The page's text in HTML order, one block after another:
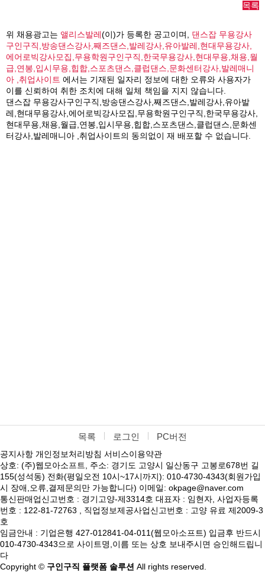
목록
위 채용광고는 앨리스발레(이)가 등록한 공고이며, 댄스잡 무용강사
구인구직,방송댄스강사,째즈댄스,발레강사,유아발레,현대무용강사,
에어로빅강사모집,무용학원구인구직,한국무용강사,현대무용,채용,월
급,연봉,입시무용,힙합,스포츠댄스,클럽댄스,문화센터강사,발레매니
아 ,취업사이트 에서는 기재된 일자리 정보에 대한 오류와 사용자가
이를 신뢰하여 취한 조치에 대해 일체 책임을 지지 않습니다.
댄스잡 무용강사구인구직,방송댄스강사,째즈댄스,발레강사,유아발
레,현대무용강사,에어로빅강사모집,무용학원구인구직,한국무용강사,
현대무용,채용,월급,연봉,입시무용,힙합,스포츠댄스,클럽댄스,문화센
터강사,발레매니아 ,취업사이트의 동의없이 재 배포할 수 없습니다.
목록 로그인 PC버전
공지사항 개인정보처리방침 서비스이용약관
상호: (주)웹모아소프트, 주소: 경기도 고양시 일산동구 고봉로678번 길
155(성석동) 전화(평일오전 10시~17시까지): 010-4730-4343(회원가입
시 장애,오류,결제문의만 가능합니다) 이메일: okpage@naver.com
통신판매업신고번호 : 경기고양-제3314호 대표자 : 임현자, 사업자등록
번호 : 122-81-72763 , 직업정보제공사업신고번호 : 고양 유료 제2009-3
호
임금안내 : 기업은행 427-012841-04-011(웹모아소프트) 입금후 반드시
010-4730-4343으로 사이트명,이름 또는 상호 보내주시면 승인해드립니
다
Copyright © 구인구직 플랫폼 솔루션 All rights reserved.